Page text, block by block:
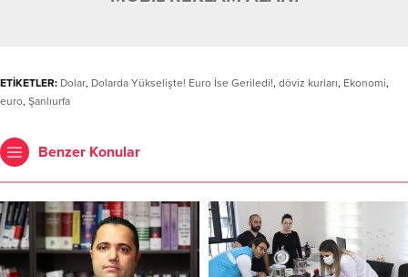
ETİKETLER: Dolar, Dolarda Yükselişte! Euro İse Geriledi!, döviz kurları, Ekonomi,
euro, Şanlıurfa
Benzer Konular